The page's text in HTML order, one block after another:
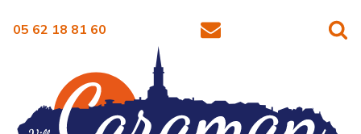
05 62 18 81 60